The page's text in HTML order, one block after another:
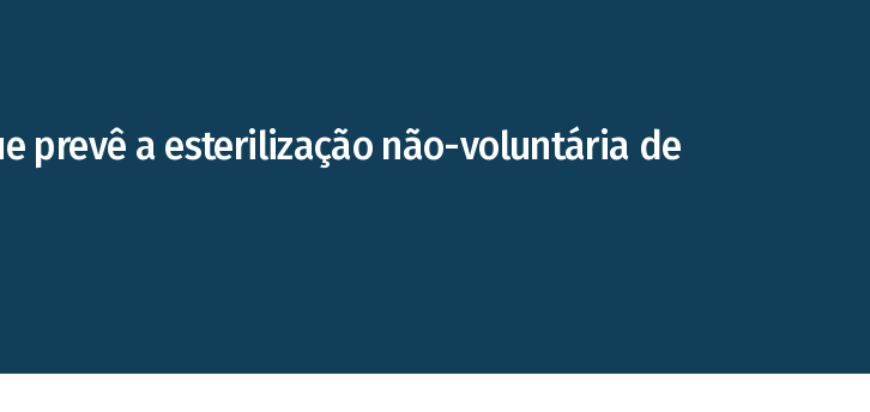
prevê a esterilização não-voluntária de